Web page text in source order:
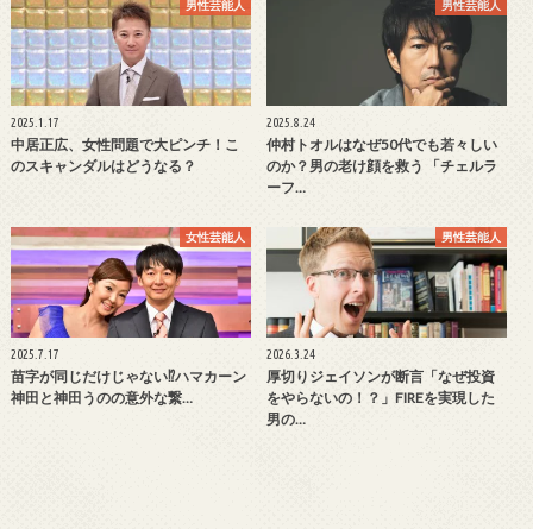
男性芸能人
2025.1.17
中居正広、女性問題で大ピンチ！こ
のスキャンダルはどうなる？
男性芸能人
2025.8.24
仲村トオルはなぜ50代でも若々しい
のか？男の老け顔を救う 「チェルラ
ーフ…
女性芸能人
2025.7.17
苗字が同じだけじゃない⁉ハマカーン
神田と神田うのの意外な繋…
男性芸能人
2026.3.24
厚切りジェイソンが断言「なぜ投資
をやらないの！？」FIREを実現した
男の…